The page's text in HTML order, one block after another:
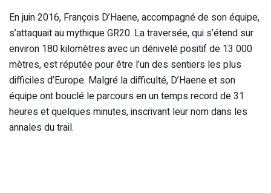
En juin 2016, François D’Haene, accompagné de son équipe,
s’attaquait au mythique GR20. La traversée, qui s’étend sur
environ 180 kilomètres avec un dénivelé positif de 13 000
mètres, est réputée pour être l’un des sentiers les plus
difficiles d’Europe. Malgré la difficulté, D’Haene et son
équipe ont bouclé le parcours en un temps record de 31
heures et quelques minutes, inscrivant leur nom dans les
annales du trail.